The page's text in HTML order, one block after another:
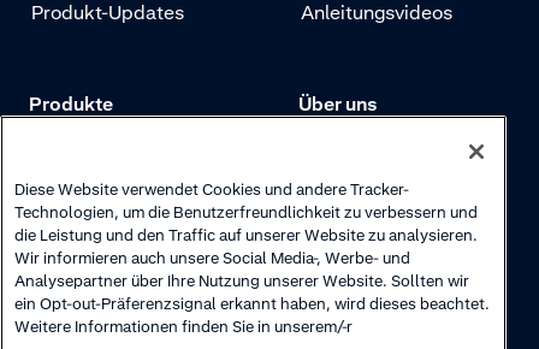
Produkt-Updates
Anleitungsvideos
Produkte
Zahlungen
Risikomanagement
Authentifizierung
Über uns
Unsere Geschichte
Newsletter
Karriere
Diese Website verwendet Cookies und andere Tracker-
Technologien, um die Benutzerfreundlichkeit zu verbessern und
die Leistung und den Traffic auf unserer Website zu analysieren.
Wir informieren auch unsere Social Media-, Werbe- und
Analysepartner über Ihre Nutzung unserer Website. Sollten wir
ein Opt-out-Präferenzsignal erkannt haben, wird dieses beachtet.
Weitere Informationen finden Sie in unserem/-r